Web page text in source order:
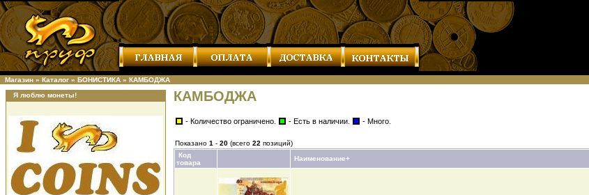
Магазин » Каталог » БОНИСТИКА » КАМБОДЖА
Я люблю монеты!
КАМБОДЖА
- Количество ограничено. - Есть в наличии. - Много.
Показано 1 - 20 (всего 22 позиций)
Код
товара
Наименование+